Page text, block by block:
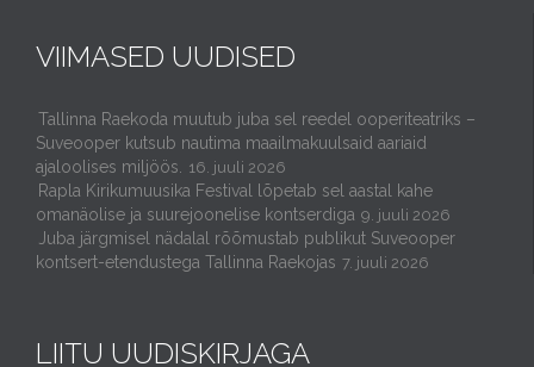
VIIMASED UUDISED
Tallinna Raekoda muutub juba sel reedel ooperiteatriks –
Suveooper kutsub nautima maailmakuulsaid aariaid
ajaloolises miljöös.
16. juuli 2026
Rapla Kirikumuusika Festival lõpetab sel aastal kahe
omanäolise ja suurejoonelise kontserdiga 9. juuli 2026
Juba järgmisel nädalal rõõmustab publikut Suveooper
kontsert-etendustega Tallinna Raekojas 7. juuli 2026
LIITU UUDISKIRJAGA